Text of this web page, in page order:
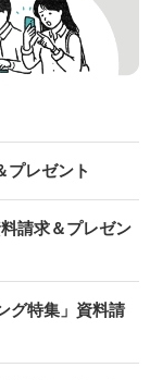
プレゼント
請求＆プレゼン
グ特集」資料請